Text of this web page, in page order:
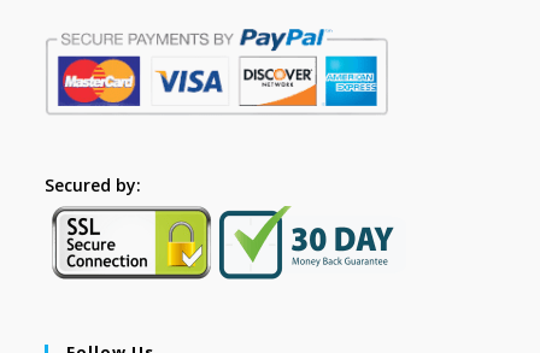
Secured by: